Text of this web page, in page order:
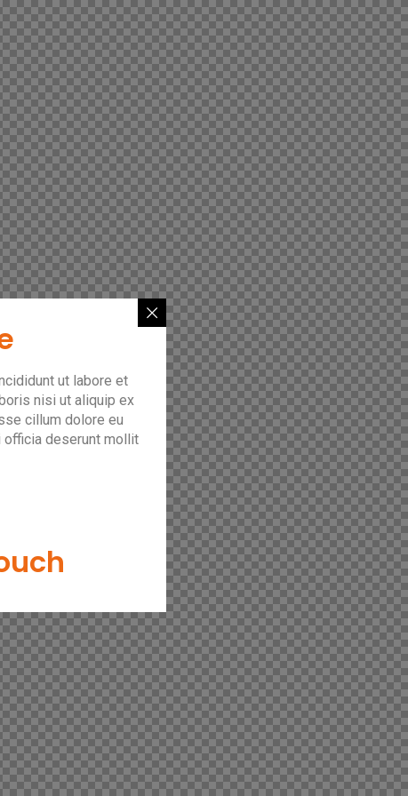
ut labore et
nisi ut aliquip ex
cillum dolore eu
officia deserunt mollit